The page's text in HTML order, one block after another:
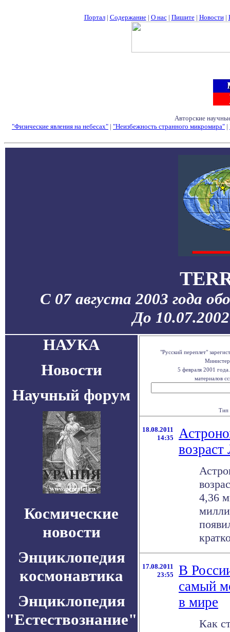
Портал| Содержание| О нас| Пишите| Новости|
Авторские
"Физические явления на небесах" | "Неизбежность странного микромира" |
С 07 августа 2003 года
До
НАУКА
Новости
Научный форум
Космические
новости
Энциклопедия
космонавтика
Энциклопедия
"Естествознание"
"Русский переплет"
5 февраля 2001
материалов
Тип
18.08.2011
14:35
4,36
17.08.2011
23:55
В
самый
в мире
Как